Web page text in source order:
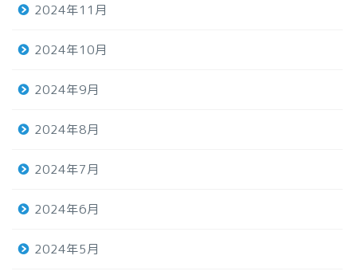
2024年11月
2024年10月
2024年9月
2024年8月
2024年7月
2024年6月
2024年5月